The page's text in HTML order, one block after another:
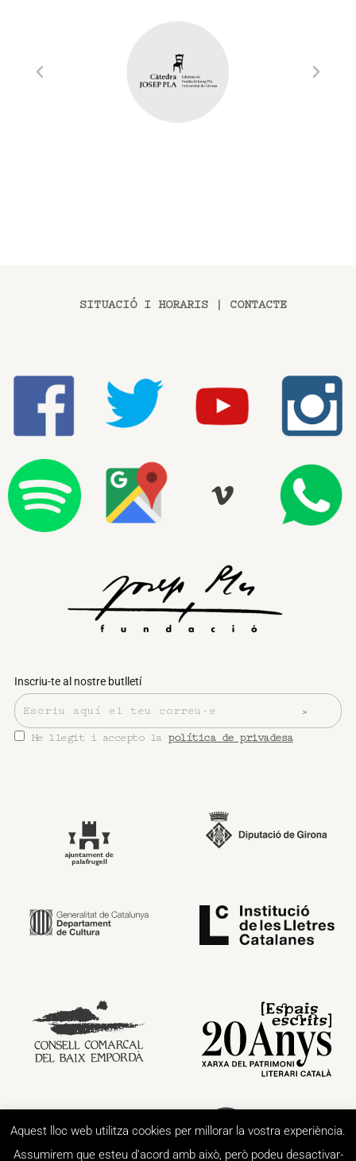
SITUACIÓ I HORARIS CONTACTE
Inscriu-te al nostre butlletí
He llegit i accepto la política de privadesa
Aquest lloc web utilitza cookies per millorar la vostra experiència.
Assumirem que esteu d’acord amb això, però podeu desactivar-